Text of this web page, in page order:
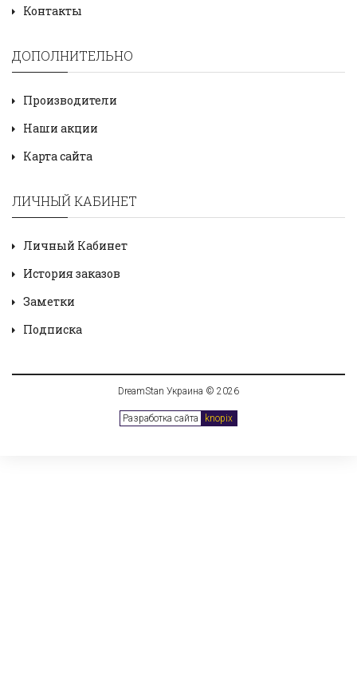
Контакты
ДОПОЛНИТЕЛЬНО
Производители
Наши акции
Карта сайта
ЛИЧНЫЙ КАБИНЕТ
Личный Кабинет
История заказов
Заметки
Подписка
DreamStan Украина © 2026
Разработка сайта knopix